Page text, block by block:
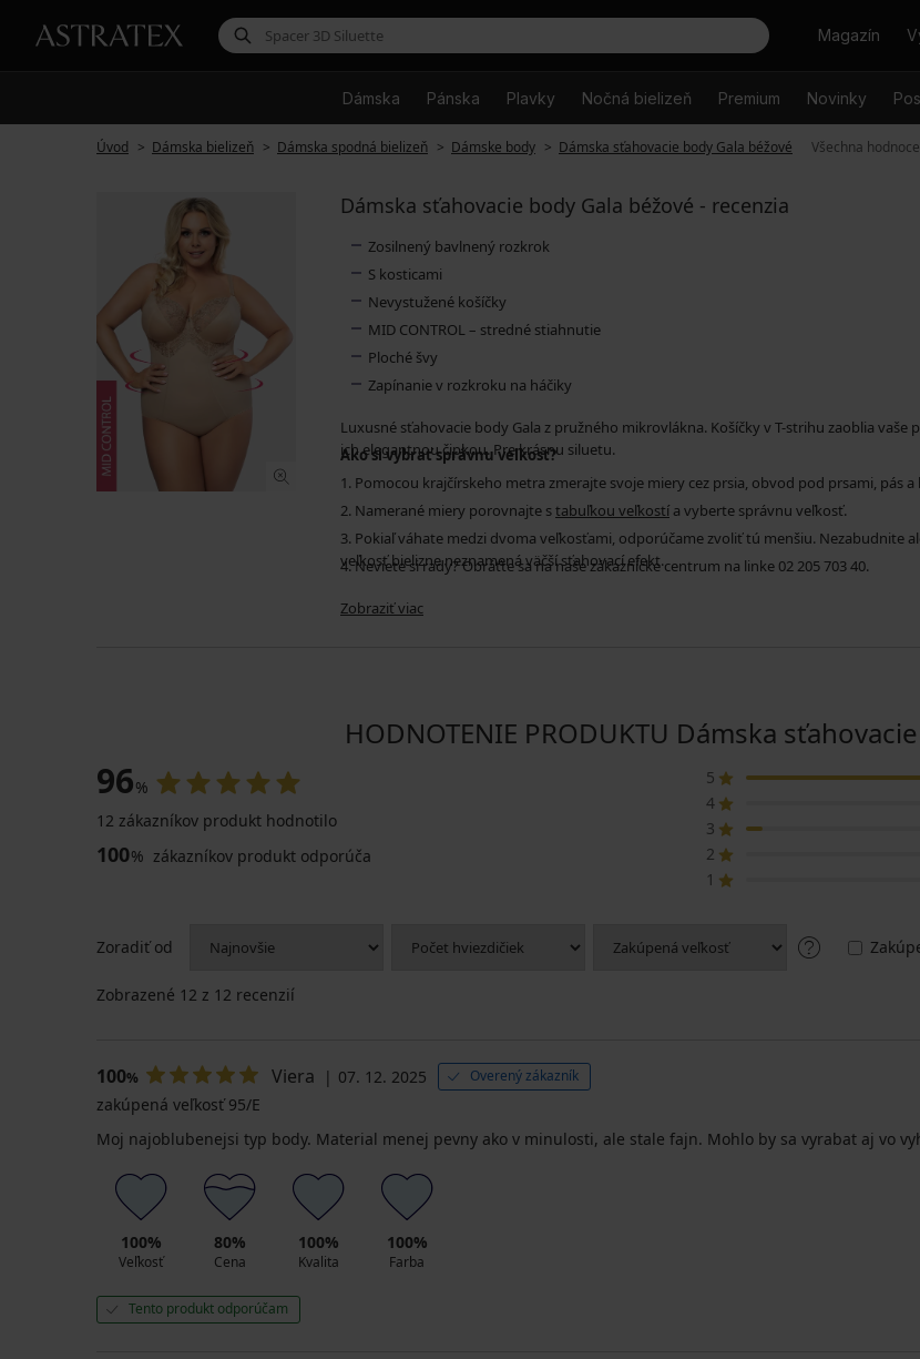
HľadaťMagazín
Dámska Pánska Plavky Nočná bielizeň Premium Novinky
Úvod Dámska bielizeň Dámska spodná bielizeň Dámske body Dámska sťahovacie body Gala béžové Všechna
Dámska sťahovacie body Gala béžové - recenzia
Zosilnený bavlnený rozkrok
S kosticami
Nevystužené košíčky
MID CONTROL – stredné stiahnutie
Ploché švy
Zapínanie v rozkroku na háčiky
Luxusné sťahovacie body Gala z pružného mikrovlákna. Košíčky v T-strihu zaoblia vaše
ich elegantnou čipkou. Pre krásnu siluetu.
Ako si vybrať správnu veľkosť?
1. Pomocou krajčírskeho metra zmerajte svoje miery cez prsia, obvod pod prsami, pás a
2. Namerané miery porovnajte stabuľkou veľkostí a vyberte správnu veľkosť.
3. Pokiaľ váhate medzi dvoma veľkosťami, odporúčame zvoliť tú menšiu. Nezabudnite
veľkosť bielizne neznamená väčší sťahovací efekt.
4. Neviete si rady? Obráťte sa na naše zákaznícke centrum na linke 02 205 703 40.
Zobraziť viac
HODNOTENIE PRODUKTU Dámska
96%
12 zákazníkov produkt hodnotilo
100% zákazníkov produkt odporúča
5
4
3
2
1
Zoradiť od
Zobrazené 12 z 12 recenzií
100% Viera 07. 12. 2025 Overený zákazník
zakúpená veľkosť 95/E
Moj najoblubenejsi typ body. Material menej pevny ako v minulosti, ale stale fajn. Mohlo by sa vyrabat aj vo
100%
Veľkosť
80%
Cena
100%
Kvalita
100%
Farba
Tento produkt odporúčam